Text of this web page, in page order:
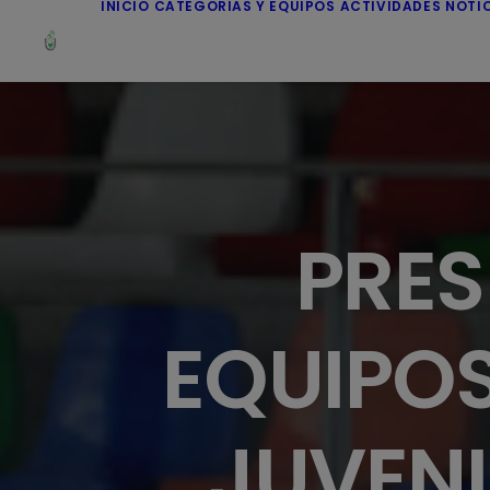
INICIO CATEGORÍAS Y EQUIPOS ACTIVIDADES